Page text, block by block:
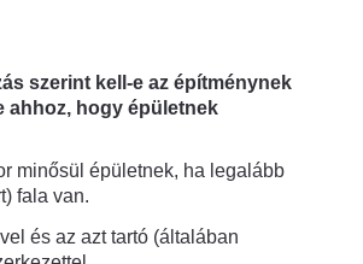
szerint kell-e az építménynek
ahhoz, hogy épületnek
minősül épületnek, ha legalább
fala van.
és az azt tartó (általában